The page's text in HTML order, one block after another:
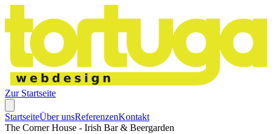
Zur Startseite
StartseiteÜber unsReferenzenKontakt
The Corner House - Irish Bar & Beergarden